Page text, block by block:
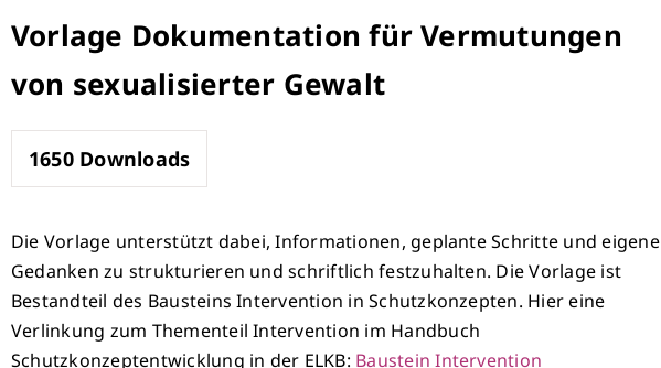
Zum
Inhalt
springen
Vorlage Dokumentation für Vermutungen
von sexualisierter Gewalt
1650Downloads
Die Vorlage unterstützt dabei, Informationen, geplante Schritte und eigene
Gedanken zu strukturieren und schriftlich festzuhalten. Die Vorlage ist
Bestandteil des Bausteins Intervention in Schutzkonzepten. Hier eine
Verlinkung zum Thementeil Intervention im Handbuch
Schutzkonzeptentwicklung in der ELKB: Baustein Intervention